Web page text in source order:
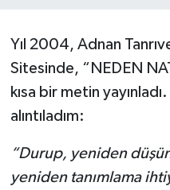
Yıl 2004, Adnan
Sitesinde, “NEDEN
kısa bir metin yayınladı.
alıntıladım:
“Durup, yeniden
yeniden tanımlama
SAĞLIK
SPOR
TARİH